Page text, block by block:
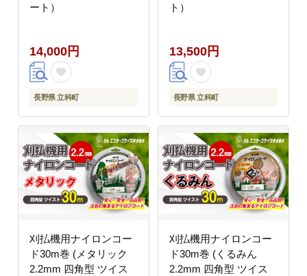
ート）
14,000円
長野県 立科町
ト）
13,500円
長野県 立科町
刈払機用ナイロンコー
ド30m巻 (メタリック
2.2mm 四角型 ツイス
刈払機用ナイロンコー
ド30m巻 (くるみん
2.2mm 四角型 ツイス